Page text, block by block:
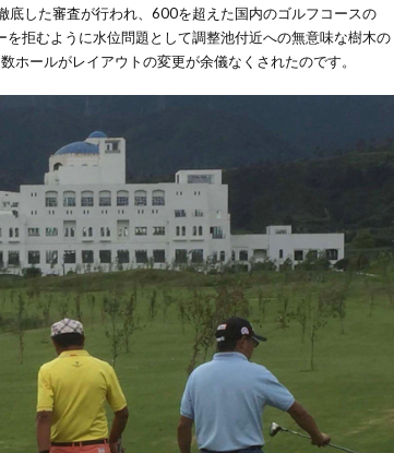
した審査が行われ、 600を超えた国内のゴルフコースの
拒むように水位問題として調整池付近への無意味な樹木の
ホールがレイアウトの変更が余儀なくされたのです。